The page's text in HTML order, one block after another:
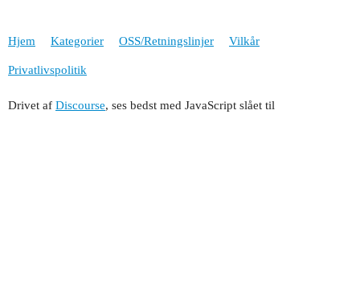
Hjem Kategorier OSS/Retningslinjer Vilkår
Privatlivspolitik
Drivet af Discourse, ses bedst med JavaScript slået til